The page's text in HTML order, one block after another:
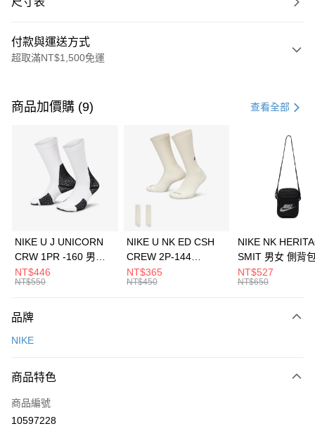
付款與運送方式
超取滿NT$1,500免運
信用卡一次付款
3 期 0 利率 每期 21家銀行
合作金庫商業銀行
第一商業銀行
華南商業銀行
彰化商業銀行
上海商業儲蓄銀行
元大商業銀行
台灣樂天信用卡公司
Apple Pay
全盈+PAY
AFTEE先享後付
【關於「AFTEE先享後付」】
便利好安心！
３．安心：先確認商品／服務後，再付款。
【「AFTEE先享後付」結帳流程】
１．於結帳方式選擇「AFTEE先享後付」後，將跳轉至「AFTEE先享後付」
運送方式
每筆NT$100，滿NT$1,500(含以上)免運費
宅配
每筆NT$100，滿NT$1,500(含以上)免運費
商品加價購 (9) 查看全部
NIKE U J UNICORN
CRW 1PR -160 男女
中統襪 FZ3393100
NT$446
NT$550
NIKE U NK ED CSH
CREW 2P-144
EMBRDY 男女 短統襪
FZ3073133
NT$365
NT$450
NIKE NK
SMIT 男女 側背
BA5871010
NT$527
NT$650
品牌
NIKE
商品特色
商品編號
10597228